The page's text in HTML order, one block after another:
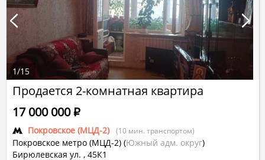
Продается 2-комнатная квартира
Покровское (МЦД-2) (10 мин. транспортом)
Покровское метро (МЦД-2) (Южный адм. округ)
Бирюлевская ул. , 45К1
17 000 000Р
1/15